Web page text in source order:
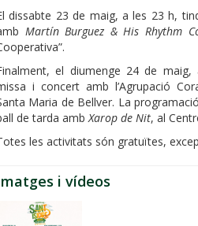
dissabte 23 de maig, a les 23 h,
Martín Burguez & His Rhythm
el diumenge 24 de
i concert amb l’Agrupació
Maria de Bellver. La
de tarda ambXarop de Nit, al
les activitats són gratuïtes,
i vídeos